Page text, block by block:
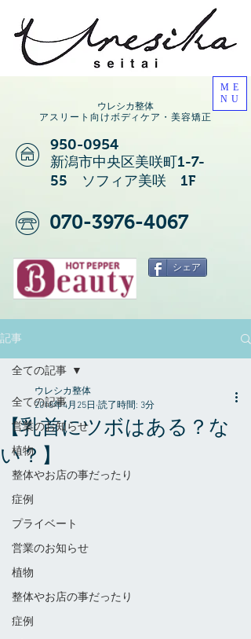
ウレシカ整体
アスリート向けボディケア・美容矯正
ME
NU
950-0954
新潟市中央区美咲町1-7-
55 ソフィア美咲 1F
070-3976-4067
シェア
記事
全ての記事
営業のお知らせ
植物
整体やお店の事だったり
症例
プライベート
営業のお知らせ
植物
整体やお店の事だったり
症例
全ての記事
【乳首にツボはある？な
い？】
ウレシカ整体
2018年4月25日 読了時間: 3分